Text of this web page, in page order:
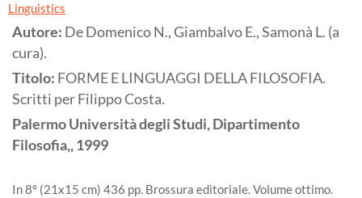
Linguistics
Autore: De Domenico N., Giambalvo E., Samonà L. (a
cura).
Titolo: FORME E LINGUAGGI DELLA FILOSOFIA.
Scritti per Filippo Costa.
PalermoUniversità degli Studi, Dipartimento
Filosofia,,1999
In 8º (21x15 cm) 436 pp. Brossura editoriale. Volume ottimo.